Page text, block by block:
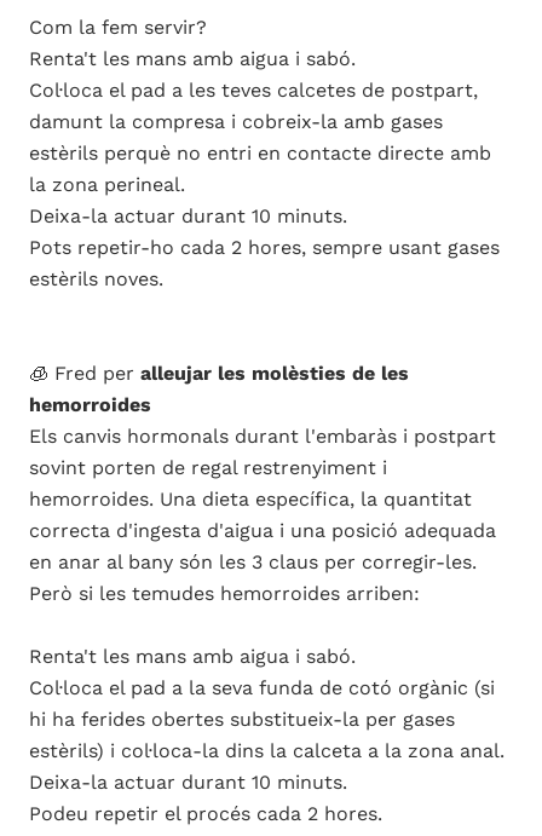
Com la fem servir?
Renta't les mans amb aigua i sabó.
Col·loca el pad a les teves calcetes de postpart,
damunt la compresa i cobreix-la amb gases
estèrils perquè no entri en contacte directe amb
la zona perineal.
Deixa-la actuar durant 10 minuts.
Pots repetir-ho cada 2 hores, sempre usant gases
estèrils noves.
🧊 Fred per alleujar les molèsties de les
hemorroides
Els canvis hormonals durant l'embaràs i postpart
sovint porten de regal restrenyiment i
hemorroides. Una dieta específica, la quantitat
correcta d'ingesta d'aigua i una posició adequada
en anar al bany són les 3 claus per corregir-les.
Però si les temudes hemorroides arriben:
Renta't les mans amb aigua i sabó.
Col·loca el pad a la seva funda de cotó orgànic (si
hi ha ferides obertes substitueix-la per gases
estèrils) i col·loca-la dins la calceta a la zona anal.
Deixa-la actuar durant 10 minuts.
Podeu repetir el procés cada 2 hores.